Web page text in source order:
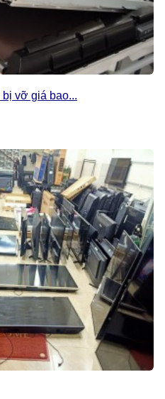
vỡ giá bao...